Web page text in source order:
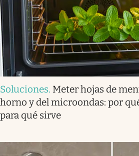
Soluciones. Meter hojas de
horno y del microondas: por
para qué sirve